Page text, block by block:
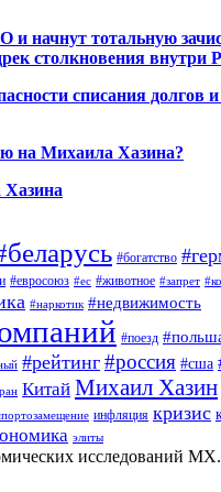
и начнут тотальную
столкновения внутри
списания долгов
на Михаила Хазина?
#богатство
#евросоюз #ес #животное #запрет
#наркотик #недвижимость
#поезд
#рейтинг #россия #сша
Китай Михаил Хазин
инфляция кризис
элиты
исследований